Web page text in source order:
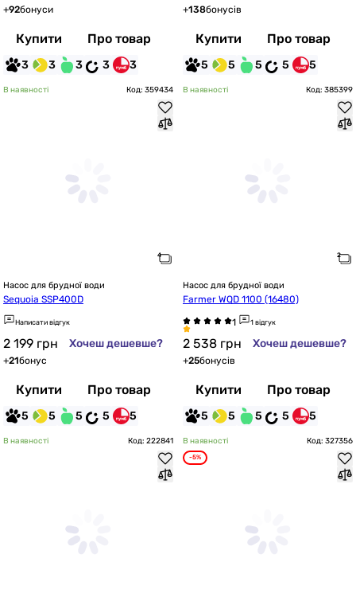
+92бонуси
Купити Про товар
3 3 3 3 3
+138бонусів
Купити Про товар
5 5 5 5 5
В наявності Код: 359434
Насос для брудної води
Sequoia SSP400D
Написати відгук
2 199 грн Хочеш дешевше?
+21бонус
Купити Про товар
5 5 5 5 5
В наявності Код: 385399
Насос для брудної води
Farmer WQD 1100 (16480)
1 відгук
2 538 грн Хочеш дешевше?
+25бонусів
Купити Про товар
5 5 5 5 5
В наявності Код: 222841 В наявності Код: 327356
-5%